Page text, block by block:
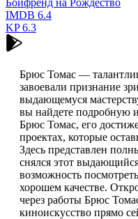
IMDB 6.4
KP6.3
Брюс Томас —
завоевали признание
выдающемуся
вы найдете подробную
Брюс Томас, его
проектах, которые
Здесь представлен
снялся этот
возможность
хорошем качестве.
через работы Брюс
киноискусство прямо